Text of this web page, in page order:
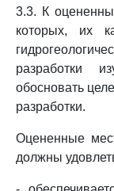
3.3. К
которых, их
разработки
обосновать
разработки.
Оцененные
должны